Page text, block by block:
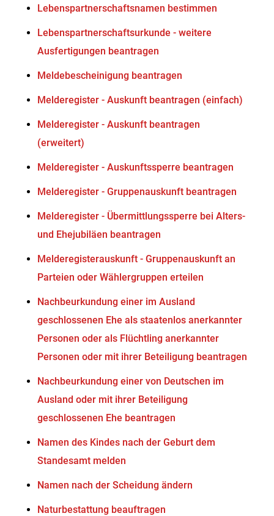
Lebenspartnerschaftsnamen bestimmen
Lebenspartnerschaftsurkunde - weitere
Ausfertigungen beantragen
Meldebescheinigung beantragen
Melderegister - Auskunft beantragen (einfach)
Melderegister - Auskunft beantragen
(erweitert)
Melderegister - Auskunftssperre beantragen
Melderegister - Gruppenauskunft beantragen
Melderegister - Übermittlungssperre bei Alters-
und Ehejubiläen beantragen
Melderegisterauskunft - Gruppenauskunft an
Parteien oder Wählergruppen erteilen
Nachbeurkundung einer im Ausland
geschlossenen Ehe als staatenlos anerkannter
Personen oder als Flüchtling anerkannter
Personen oder mit ihrer Beteiligung beantragen
Nachbeurkundung einer von Deutschen im
Ausland oder mit ihrer Beteiligung
geschlossenen Ehe beantragen
Namen des Kindes nach der Geburt dem
Standesamt melden
Namen nach der Scheidung ändern
Naturbestattung beauftragen